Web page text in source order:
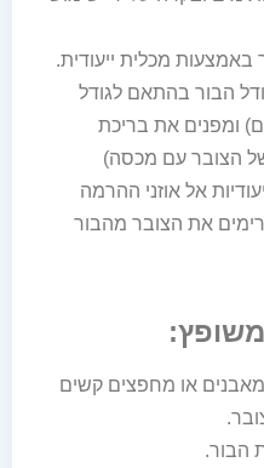
מכלית ייעודית.
הבור בהתאם לגודל
ומפנים את בריכת
הצובר עם מכסה)
אל אוזני ההרמה
את הצובר מהבור
או מחפצים קשים
הבור.